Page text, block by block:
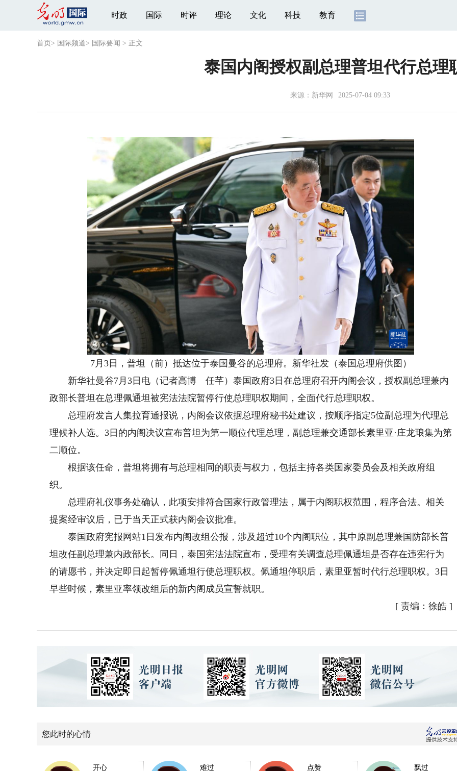
时政 国际 时评 理论 文化 科技 教育
首页 > 国际频道> 国际要闻 > 正文
泰国内阁授权副总理普坦代行总理
来源： 新华网 2025-07-04 09:33
7月3日，普坦（前）抵达位于泰国曼谷的总理府。新华社发（泰国总理府供图）
新华社曼谷7月3日电（记者高博 任芊）泰国政府3日在总理府召开内阁会议，授权副总理兼内
政部长普坦在总理佩通坦被宪法法院暂停行使总理职权期间，全面代行总理职权。
总理府发言人集拉育通报说，内阁会议依据总理府秘书处建议，按顺序指定5位副总理为代理总
理候补人选。3日的内阁决议宣布普坦为第一顺位代理总理，副总理兼交通部长素里亚·庄龙琅集为第
二顺位。
根据该任命，普坦将拥有与总理相同的职责与权力，包括主持各类国家委员会及相关政府组
织。
总理府礼仪事务处确认，此项安排符合国家行政管理法，属于内阁职权范围，程序合法。相关
提案经审议后，已于当天正式获内阁会议批准。
泰国政府宪报网站1日发布内阁改组公报，涉及超过10个内阁职位，其中原副总理兼国防部长普
坦改任副总理兼内政部长。同日，泰国宪法法院宣布，受理有关调查总理佩通坦是否存在违宪行为
的请愿书，并决定即日起暂停佩通坦行使总理职权。佩通坦停职后，素里亚暂时代行总理职权。3日
早些时候，素里亚率领改组后的新内阁成员宣誓就职。
[ 责编：徐皓]
您此时的心情
开心 难过 点赞 飘过